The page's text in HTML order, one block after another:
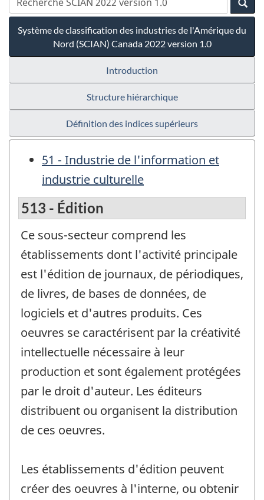
Système de classification des industries de l'Amérique du
Nord (SCIAN) Canada 2022 version 1.0
Introduction
Structure hiérarchique
Définition des indices supérieurs
51 - Industrie de l'information et
industrie culturelle
513 - Édition
Ce sous-secteur comprend les
établissements dont l'activité principale
est l'édition de journaux, de périodiques,
de livres, de bases de données, de
logiciels et d'autres produits. Ces
oeuvres se caractérisent par la créativité
intellectuelle nécessaire à leur
production et sont également protégées
par le droit d'auteur. Les éditeurs
distribuent ou organisent la distribution
de ces oeuvres.
Les établissements d'édition peuvent
créer des oeuvres à l'interne, ou obtenir